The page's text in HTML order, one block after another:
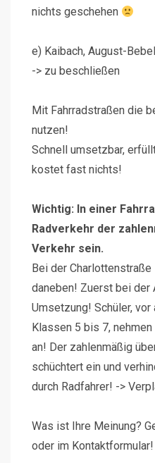
nichts geschehen
e) Kaibach, August-
-> zu beschließen
Mit Fahrradstraßen die
nutzen!
Schnell umsetzbar,
kostet fast nichts!
Wichtig: In einer
Radverkehr der
Verkehr sein.
Bei der
daneben! Zuerst bei der
Umsetzung! Schüler,
Klassen 5 bis 7,
an! Der zahlenmäßig
schüchtert ein und
durch Radfahrer! ->
Was ist Ihre Meinung?
oder im Kontaktformular!